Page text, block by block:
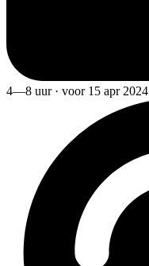
4—8 uur · voor 15 apr 2024